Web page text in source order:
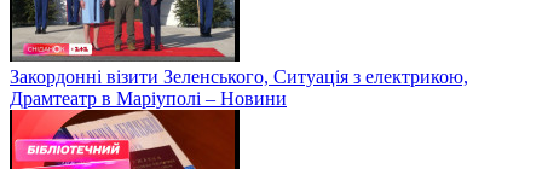
Закордонні візити Зеленського, Ситуація з електрикою,
Драмтеатр в Маріуполі – Новини